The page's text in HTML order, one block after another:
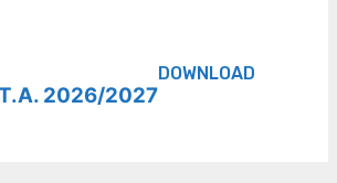
2026/2027
DOWNLOAD